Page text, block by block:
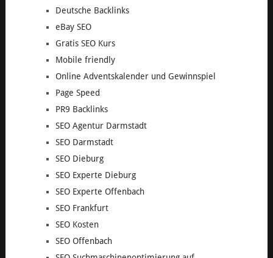
Deutsche Backlinks
eBay SEO
Gratis SEO Kurs
Mobile friendly
Online Adventskalender und Gewinnspiel
Page Speed
PR9 Backlinks
SEO Agentur Darmstadt
SEO Darmstadt
SEO Dieburg
SEO Experte Dieburg
SEO Experte Offenbach
SEO Frankfurt
SEO Kosten
SEO Offenbach